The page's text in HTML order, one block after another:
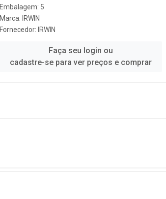
Embalagem: 5
Marca: IRWIN
Fornecedor: IRWIN
Faça seu login ou
cadastre-se para ver preços e comprar